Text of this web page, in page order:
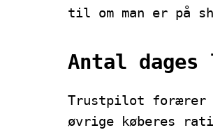
til om man er på
Antal
Trustpilot forærer
øvrige køberes